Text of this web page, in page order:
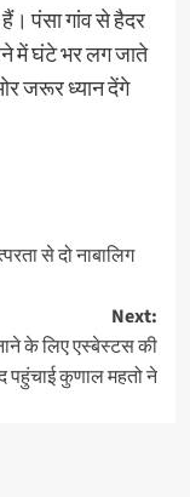
पंसा गांव से हैदर
में घंटे भर लग जाते
जरूर ध्यान देंगे
से दो नाबालिग
Next:
के लिए एस्बेस्टस की
पहुंचाई कुणाल महतो ने